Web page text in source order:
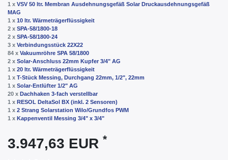
1 x VSV 50 ltr. Membran Ausdehnungsgefäß Solar Druckausdehnungsgefäß
MAG
1 x 10 ltr. Wärmeträgerflüssigkeit
2 x SPA-58/1800-18
2 x SPA-58/1800-24
3 x Verbindungsstück 22X22
84 x Vakuumröhre SPA 58/1800
2 x Solar-Anschluss 22mm Kupfer 3/4" AG
1 x 20 ltr. Wärmeträgerflüssigkeit
1 x T-Stück Messing, Durchgang 22mm, 1/2", 22mm
1 x Solar-Entlüfter 1/2" AG
20 x Dachhaken 3-fach verstellbar
1 x RESOL DeltaSol BX (inkl. 2 Sensoren)
1 x 2 Strang Solarstation Wilo/Grundfos PWM
1 x Kappenventil Messing 3/4" x 3/4"
3.947,63 EUR *